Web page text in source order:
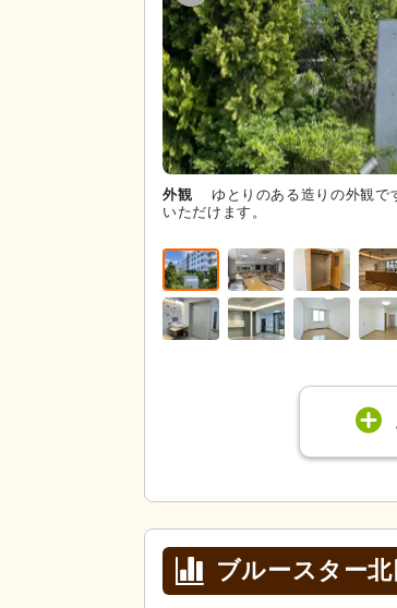
外観
ゆとりのある造りの外観で
いただけます。
ブルースター